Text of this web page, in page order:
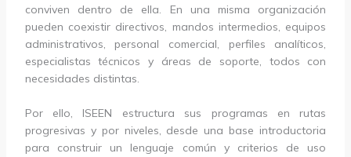
conviven dentro de ella. En una misma organización
pueden coexistir directivos, mandos intermedios, equipos
administrativos, personal comercial, perfiles analíticos,
especialistas técnicos y áreas de soporte, todos con
necesidades distintas.
Por ello, ISEEN estructura sus programas en rutas
progresivas y por niveles, desde una base introductoria
para construir un lenguaje común y criterios de uso